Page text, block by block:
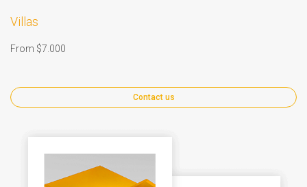
Villas
From $7.000
Contact us